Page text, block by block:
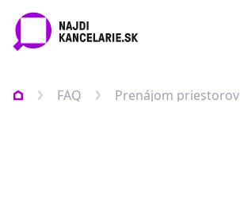
FAQ Prenájom priestorov